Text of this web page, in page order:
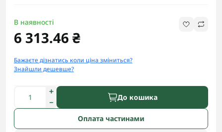
В наявності
6 313.46 ₴
Бажаєте дізнатись коли ціна зміниться?
Знайшли дешевше?
До кошика
Оплата частинами